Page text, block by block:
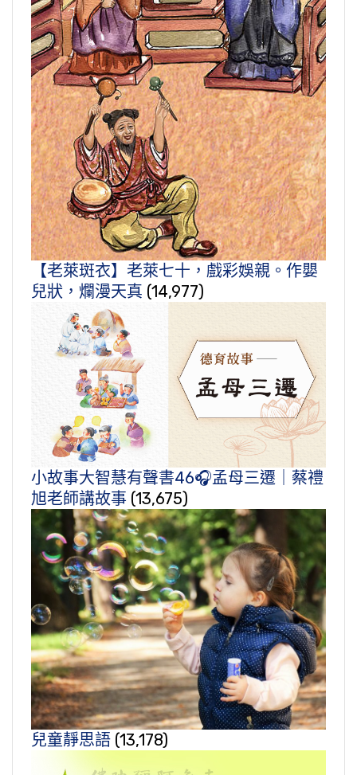
【老萊斑衣】老萊七十，戲彩娛親。作嬰
兒狀，爛漫天真 (14,977)
小故事大智慧有聲書46🎧孟母三遷｜蔡禮
旭老師講故事 (13,675)
兒童靜思語 (13,178)